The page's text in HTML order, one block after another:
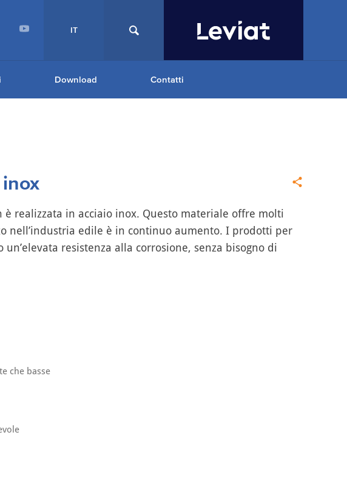
IT
Download Contatti
realizzata in acciaio inox. Questo materiale offre molti
nell’industria edile è in continuo aumento. I prodotti per
un’elevata resistenza alla corrosione, senza bisogno di
che basse